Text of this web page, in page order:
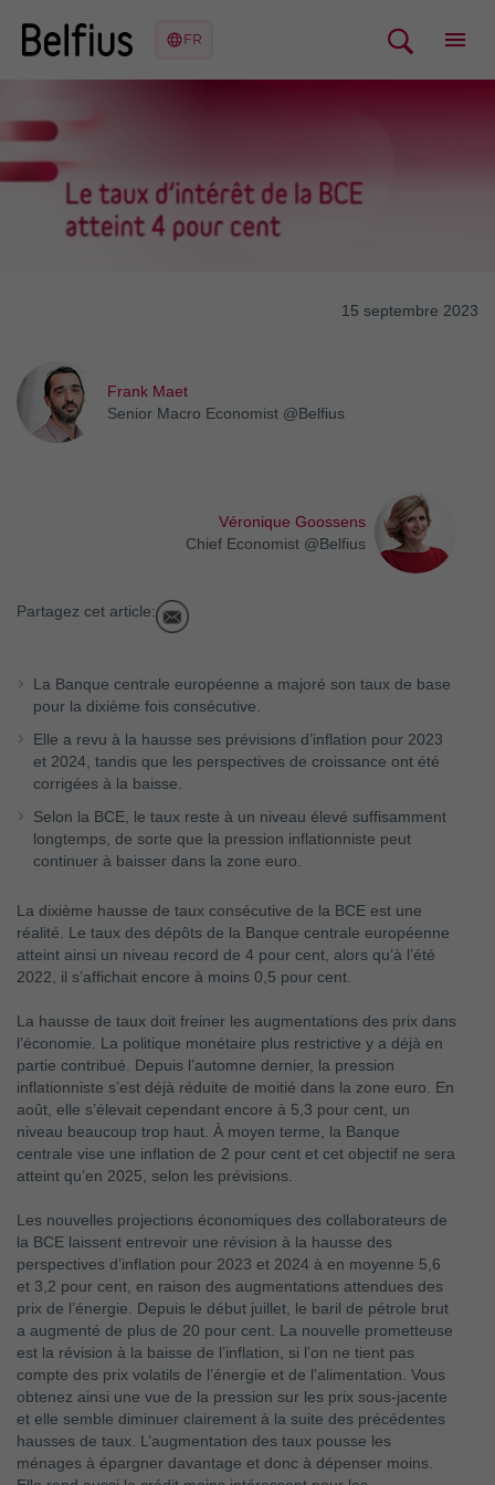
15 septembre 2023
Frank Maet
Senior Macro Economist @Belfius
Véronique Goossens
Chief Economist @Belfius
Partagez cet article:
La Banque centrale européenne a majoré son taux de base
pour la dixième fois consécutive.
Elle a revu à la hausse ses prévisions d’inflation pour 2023
et 2024, tandis que les perspectives de croissance ont été
corrigées à la baisse.
Selon la BCE, le taux reste à un niveau élevé suffisamment
longtemps, de sorte que la pression inflationniste peut
continuer à baisser dans la zone euro.
La dixième hausse de taux consécutive de la BCE est une
réalité. Le taux des dépôts de la Banque centrale européenne
atteint ainsi un niveau record de 4 pour cent, alors qu’à l’été
2022, il s’affichait encore à moins 0,5 pour cent.
La hausse de taux doit freiner les augmentations des prix dans
l’économie. La politique monétaire plus restrictive y a déjà en
partie contribué. Depuis l’automne dernier, la pression
inflationniste s’est déjà réduite de moitié dans la zone euro. En
août, elle s’élevait cependant encore à 5,3 pour cent, un
niveau beaucoup trop haut. À moyen terme, la Banque
centrale vise une inflation de 2 pour cent et cet objectif ne sera
atteint qu’en 2025, selon les prévisions.
Les nouvelles projections économiques des collaborateurs de
la BCE laissent entrevoir une révision à la hausse des
perspectives d’inflation pour 2023 et 2024 à en moyenne 5,6
et 3,2 pour cent, en raison des augmentations attendues des
prix de l’énergie. Depuis le début juillet, le baril de pétrole brut
a augmenté de plus de 20 pour cent. La nouvelle prometteuse
est la révision à la baisse de l’inflation, si l’on ne tient pas
compte des prix volatils de l’énergie et de l’alimentation. Vous
obtenez ainsi une vue de la pression sur les prix sous-jacente
et elle semble diminuer clairement à la suite des précédentes
hausses de taux. L’augmentation des taux pousse les
ménages à épargner davantage et donc à dépenser moins.